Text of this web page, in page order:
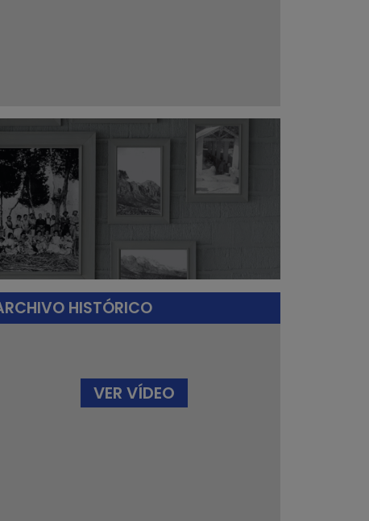
HISTÓRICO
VER VÍDEO